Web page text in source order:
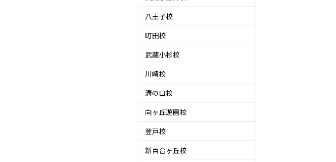
八王子校
町田校
武蔵小杉校
川崎校
溝の口校
向ヶ丘遊園校
登戸校
新百合ヶ丘校